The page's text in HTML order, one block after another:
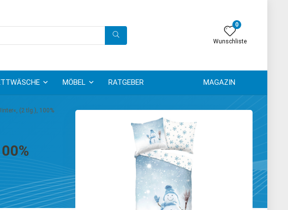
0
Wunschliste
MÖBEL RATGEBER MAGAZIN
(2 tlg.), 100%